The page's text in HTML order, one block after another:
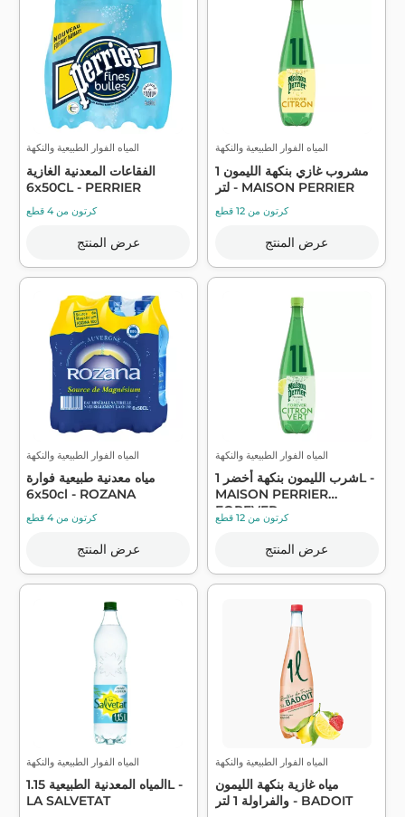
المياه الفوار الطبيعية والنكهة
الفقاعات المعدنية الغازية
6x50CL - PERRIER
كرتون من 4 قطع
عرض المنتج
المياه الفوار الطبيعية والنكهة
مشروب غازي بنكهة الليمون 1
لتر - MAISON PERRIER
كرتون من 12 قطع
عرض المنتج
المياه الفوار الطبيعية والنكهة
مياه معدنية طبيعية فوارة
6x50cl - ROZANA
كرتون من 4 قطع
عرض المنتج
المياه الفوار الطبيعية والنكهة
شرب الليمون بنكهة أخضر 1L -
MAISON PERRIER
FOREVER
كرتون من 12 قطع
عرض المنتج
المياه الفوار الطبيعية والنكهة
المياه المعدنية الطبيعية 1.15L -
LA SALVETAT
المياه الفوار الطبيعية والنكهة
مياه غازية بنكهة الليمون
والفراولة 1 لتر - BADOIT